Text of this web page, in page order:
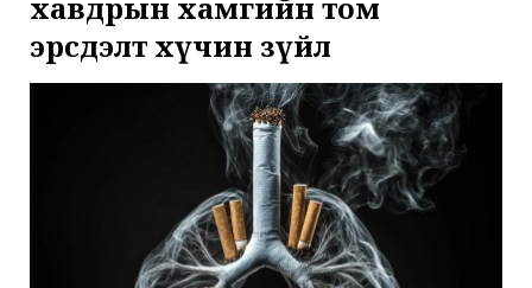
хавдрын хамгийн том
эрсдэлт хүчин зүйл